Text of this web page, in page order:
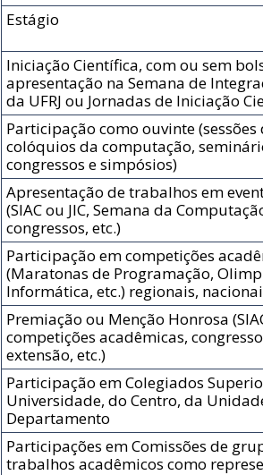
Estágio
Iniciação Científica, com ou sem
apresentação na Semana de
da UFRJ ou Jornadas de Iniciação
Participação como ouvinte (sessões
colóquios da computação,
congressos e simpósios)
Apresentação de trabalhos em
(SIAC ou JIC, Semana da
congressos, etc.)
Participação em competições
(Maratonas de Programação,
Informática, etc.) regionais,
Premiação ou Menção Honrosa
competições acadêmicas,
extensão, etc.)
Participação em Colegiados
Universidade, do Centro, da
Departamento
Participações em Comissões de
trabalhos acadêmicos como